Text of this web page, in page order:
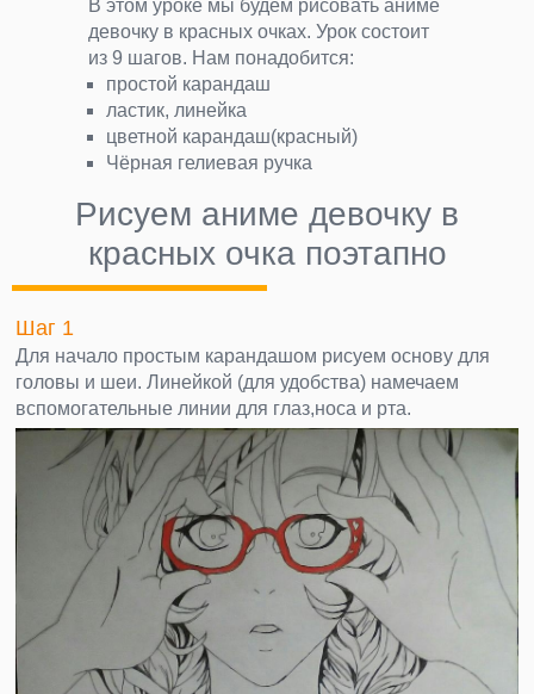
В этом уроке мы будем рисовать аниме
девочку в красных очках. Урок состоит
из 9 шагов. Нам понадобится:
простой карандаш
ластик, линейка
цветной карандаш(красный)
Чёрная гелиевая ручка
Рисуем аниме девочку в
красных очка поэтапно
Шаг 1
Для начало простым карандашом рисуем основу для
головы и шеи. Линейкой (для удобства) намечаем
вспомогательные линии для глаз,носа и рта.